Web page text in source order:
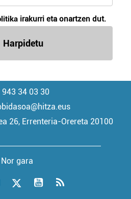
irakurri eta onartzen dut.
Harpidetu
943 34 03 30
26, Errenteria-Orereta 20100
Nor gara